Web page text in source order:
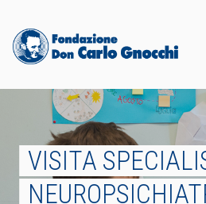
VISITA